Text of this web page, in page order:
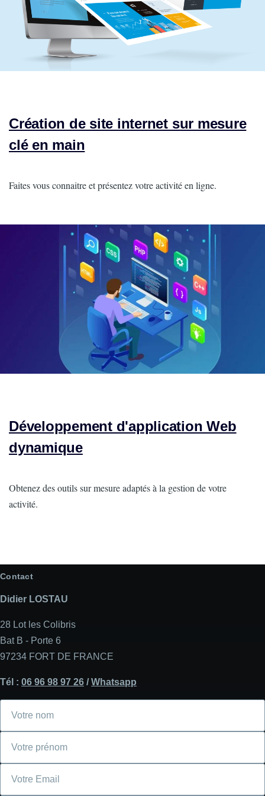
Création de site internet sur mesure
clé en main
Intro
Faites vous connaitre et présentez votre activité en ligne.
Développement d'application Web
dynamique
Intro
Obtenez des outils sur mesure adaptés à la gestion de votre
activité.
Contact
Didier LOSTAU
28 Lot les Colibris
Bat B - Porte 6
97234 FORT DE FRANCE
Tél : 06 96 98 97 26 /Whatsapp